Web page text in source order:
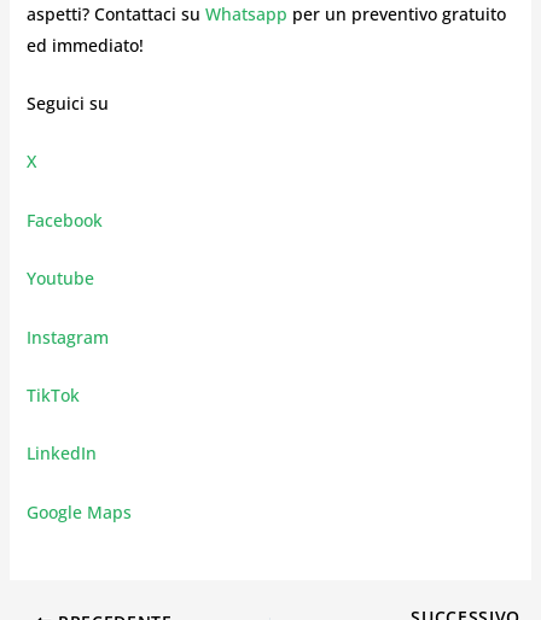
aspetti? Contattaci su Whatsapp per un preventivo gratuito
ed immediato!
Seguici su
X
Facebook
Youtube
Instagram
TikTok
LinkedIn
Google Maps